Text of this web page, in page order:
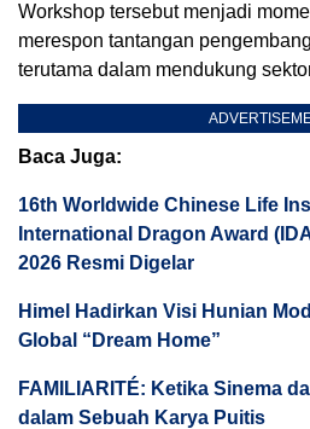
Workshop tersebut menjadi
merespon tantangan
terutama dalam mendukung
Baca Juga:
16th Worldwide Chinese Life
International Dragon Award
2026 Resmi Digelar
Himel Hadirkan Visi Hunian
Global “Dream Home”
FAMILIARITÉ: Ketika Sinema
dalam Sebuah Karya Puitis